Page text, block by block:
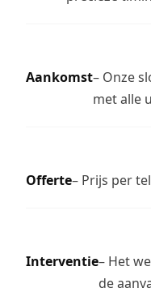
Aankomst– Onze
met alle
Offerte– Prijs per
Interventie– Het
de